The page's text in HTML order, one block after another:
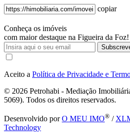
copiar
Conheça os imóveis
com maior destaque na Figueira da Foz!
Aceito a Política de Privacidade e
© 2026 Petrohabi - Mediação
5069). Todos os direitos reservados.
Desenvolvido porO MEU IMO® /
Technology